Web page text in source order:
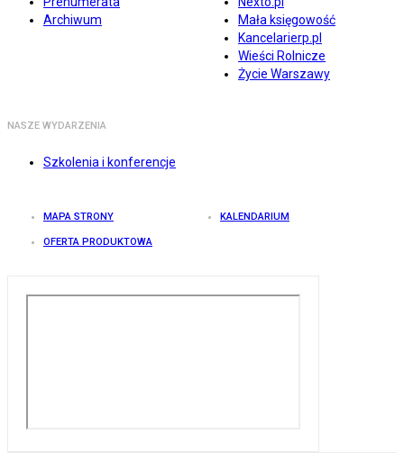
Archiwum
Mała księgowość
Kancelarierp.pl
Wieści Rolnicze
Życie Warszawy
NASZE WYDARZENIA
Szkolenia i konferencje
MAPA STRONY KALENDARIUM
OFERTA PRODUKTOWA